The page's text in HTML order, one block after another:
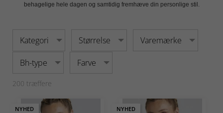
behagelige hele dagen og samtidig fremhæve din personlige stil.
Kategori Størrelse Varemærke
Bh-type Farve
200 træffere
NYHED NYHED